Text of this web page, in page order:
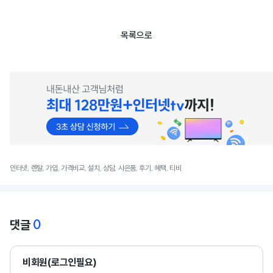
목록으로
인터넷, 렌탈, 가입, 가격비교, 설치, 상담, 사은품, 후기, 혜택, 티비
댓글 0
비회원(로그인필요)